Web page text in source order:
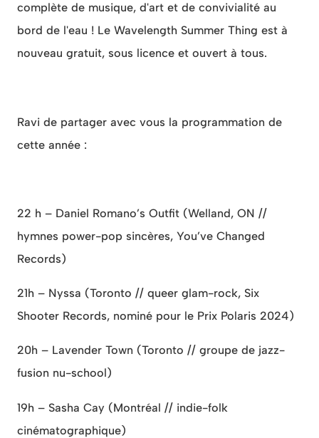
complète de musique, d'art et de convivialité au
bord de l'eau ! Le Wavelength Summer Thing est à
nouveau gratuit, sous licence et ouvert à tous.
Ravi de partager avec vous la programmation de
cette année :
22 h – Daniel Romano’s Outfit (Welland, ON //
hymnes power-pop sincères, You’ve Changed
Records)
21h – Nyssa (Toronto // queer glam-rock, Six
Shooter Records, nominé pour le Prix Polaris 2024)
20h – Lavender Town (Toronto // groupe de jazz-
fusion nu-school)
19h – Sasha Cay (Montréal // indie-folk
cinématographique)